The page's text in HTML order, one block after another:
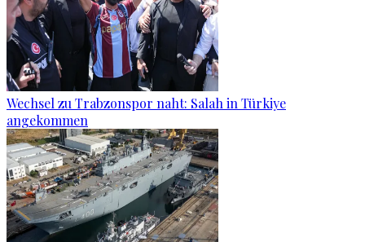
Wechsel zu Trabzonspor naht: Salah in Türkiye
angekommen